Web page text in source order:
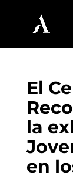
El
la
en